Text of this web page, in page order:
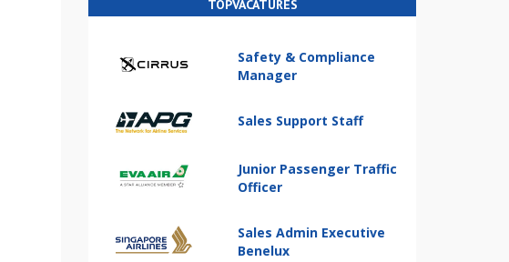
TOPVACATURES
Safety & Compliance
Manager
Sales Support Staff
Junior Passenger Traffic
Officer
Sales Admin Executive
Benelux